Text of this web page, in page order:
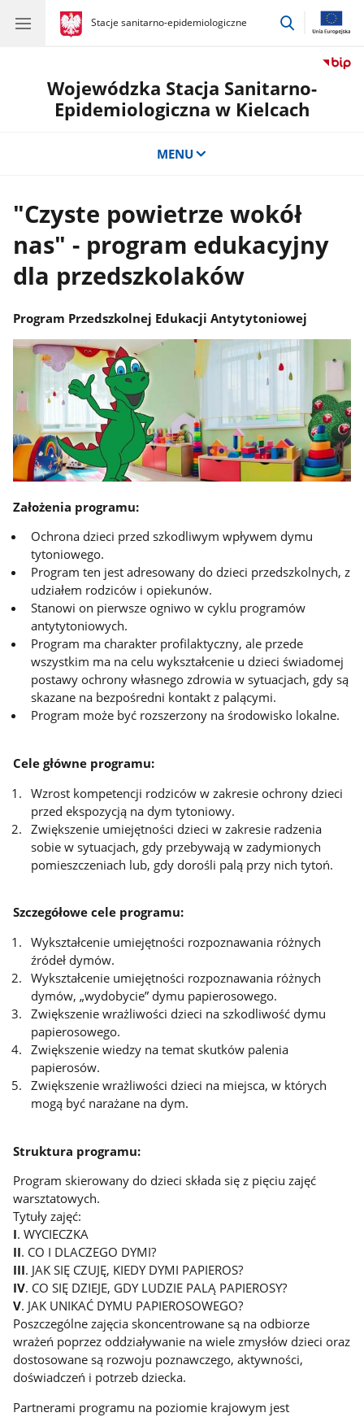
gov.pl
Stacje sanitarno-epidemiologiczne
gov.pl
Stacje
przejdź
Wojewódzka Stacja Sanitarno-
Epidemiologiczna w Kielcach
MENU
"Czyste powietrze wokół
nas" - program edukacyjny
dla przedszkolaków
Program Przedszkolnej Edukacji Antytytoniowej
Założenia programu:
Ochrona dzieci przed szkodliwym wpływem dymu
tytoniowego.
Program ten jest adresowany do dzieci przedszkolnych, z
udziałem rodziców i opiekunów.
Stanowi on pierwsze ogniwo w cyklu programów
antytytoniowych.
Program ma charakter profilaktyczny, ale przede
wszystkim ma na celu wykształcenie u dzieci świadomej
postawy ochrony własnego zdrowia w sytuacjach, gdy są
skazane na bezpośredni kontakt z palącymi.
Program może być rozszerzony na środowisko lokalne.
Cele główne programu:
Wzrost kompetencji rodziców w zakresie ochrony dzieci
przed ekspozycją na dym tytoniowy.
Zwiększenie umiejętności dzieci w zakresie radzenia
sobie w sytuacjach, gdy przebywają w zadymionych
pomieszczeniach lub, gdy dorośli palą przy nich tytoń.
Szczegółowe cele programu:
Wykształcenie umiejętności rozpoznawania różnych
źródeł dymów.
Wykształcenie umiejętności rozpoznawania różnych
dymów, „wydobycie” dymu papierosowego.
Zwiększenie wrażliwości dzieci na szkodliwość dymu
papierosowego.
Zwiększenie wiedzy na temat skutków palenia
papierosów.
Zwiększenie wrażliwości dzieci na miejsca, w których
mogą być narażane na dym.
Struktura programu:
Program skierowany do dzieci składa się z pięciu zajęć
warsztatowych.
Tytuły zajęć:
I. WYCIECZKA
II. CO I DLACZEGO DYMI?
III. JAK SIĘ CZUJĘ, KIEDY DYMI PAPIEROS?
IV. CO SIĘ DZIEJE, GDY LUDZIE PALĄ PAPIEROSY?
V. JAK UNIKAĆ DYMU PAPIEROSOWEGO?
Poszczególne zajęcia skoncentrowane są na odbiorze
wrażeń poprzez oddziaływanie na wiele zmysłów dzieci oraz
dostosowane są rozwoju poznawczego, aktywności,
doświadczeń i potrzeb dziecka.
Partnerami programu na poziomie krajowym jest